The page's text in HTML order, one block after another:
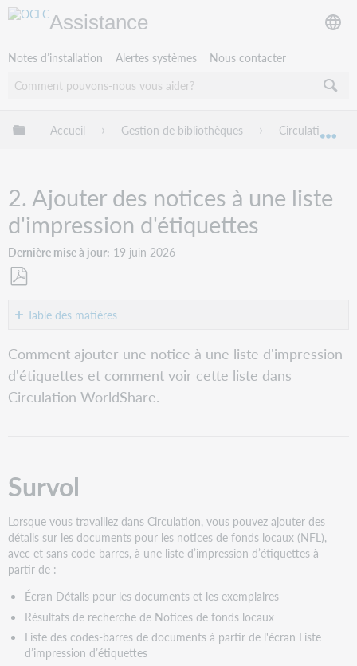
Assistance
Notes d’installation Alertes systèmes Nous contacter
Développer/réduire la hiérarchie globale
Accueil Gestion de bibliothèques Circulation
2. Ajouter des notices à une liste
d'impression d'étiquettes
Dernière mise à jour 19 juin 2026
en
que
PDF
Table des matières
une
seule
d'impression
d'étiquettes
partir
de
l'écran
Détails
sur
le
document
Ajouter
des
Comment ajouter une notice à une liste d'impression
d'étiquettes et comment voir cette liste dans
Circulation WorldShare.
Survol
Lorsque vous travaillez dans Circulation, vous pouvez ajouter des
détails sur les documents pour les notices de fonds locaux (NFL),
avec et sans code-barres, à une liste d’impression d’étiquettes à
partir de :
Écran Détails pour les documents et les exemplaires
Résultats de recherche de Notices de fonds locaux
Liste des codes-barres de documents à partir de l'écran Liste
d’impression d’étiquettes